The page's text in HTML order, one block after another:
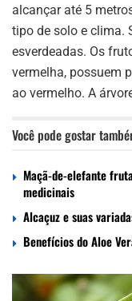
alcançar até 5
tipo de solo e clima.
esverdeadas. Os
vermelha, possuem
ao vermelho. A
Você pode gostar
Maçã-de-elefante
medicinais
Alcaçuz e suas
Benefícios do Aloe